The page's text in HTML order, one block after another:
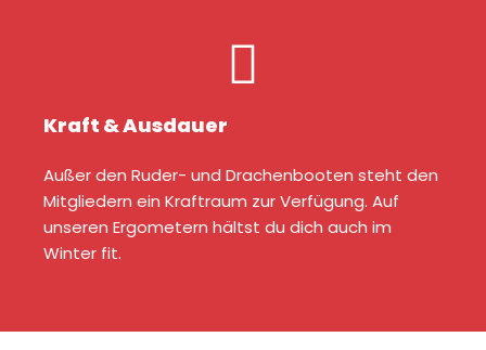
Kraft & Ausdauer
Außer den Ruder- und Drachenbooten steht den
Mitgliedern ein Kraftraum zur Verfügung. Auf
unseren Ergometern hältst du dich auch im
Winter fit.